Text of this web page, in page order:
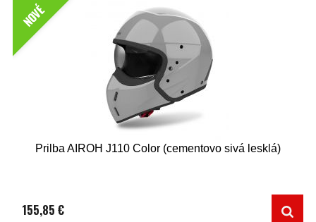
NOVÉ
Prilba AIROH J110 Color (cementovo sivá lesklá)
155,85 €